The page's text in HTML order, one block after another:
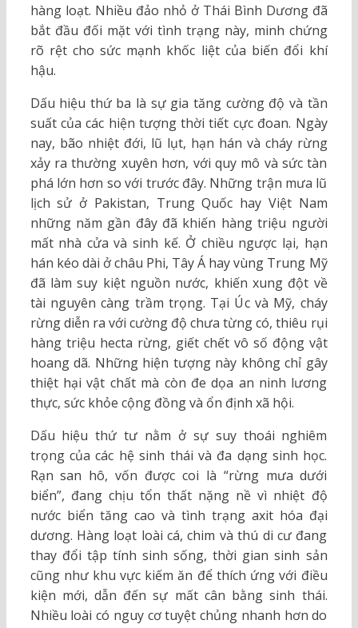
hàng loạt. Nhiều đảo nhỏ ở Thái Bình Dương đã
bắt đầu đối mặt với tình trạng này, minh chứng
rõ rệt cho sức mạnh khốc liệt của biến đổi khí
hậu.
Dấu hiệu thứ ba là sự gia tăng cường độ và tần
suất của các hiện tượng thời tiết cực đoan. Ngày
nay, bão nhiệt đới, lũ lụt, hạn hán và cháy rừng
xảy ra thường xuyên hơn, với quy mô và sức tàn
phá lớn hơn so với trước đây. Những trận mưa lũ
lịch sử ở Pakistan, Trung Quốc hay Việt Nam
những năm gần đây đã khiến hàng triệu người
mất nhà cửa và sinh kế. Ở chiều ngược lại, hạn
hán kéo dài ở châu Phi, Tây Á hay vùng Trung Mỹ
đã làm suy kiệt nguồn nước, khiến xung đột về
tài nguyên càng trầm trọng. Tại Úc và Mỹ, cháy
rừng diễn ra với cường độ chưa từng có, thiêu rụi
hàng triệu hecta rừng, giết chết vô số động vật
hoang dã. Những hiện tượng này không chỉ gây
thiệt hại vật chất mà còn đe dọa an ninh lương
thực, sức khỏe cộng đồng và ổn định xã hội.
Dấu hiệu thứ tư nằm ở sự suy thoái nghiêm
trọng của các hệ sinh thái và đa dạng sinh học.
Rạn san hô, vốn được coi là “rừng mưa dưới
biển”, đang chịu tổn thất nặng nề vì nhiệt độ
nước biển tăng cao và tình trạng axit hóa đại
dương. Hàng loạt loài cá, chim và thú di cư đang
thay đổi tập tính sinh sống, thời gian sinh sản
cũng như khu vực kiếm ăn để thích ứng với điều
kiện mới, dẫn đến sự mất cân bằng sinh thái.
Nhiều loài có nguy cơ tuyệt chủng nhanh hơn do